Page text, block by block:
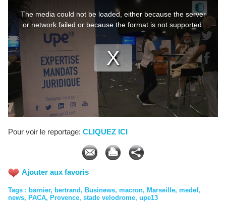
Pour voir le reportage: CLIQUEZ ICI
Ajouter aux favoris
Tags : barnier, bertrand, Businews, macron, Marseille, medef,
news, PACA, Provence, stade velodrome, upe13